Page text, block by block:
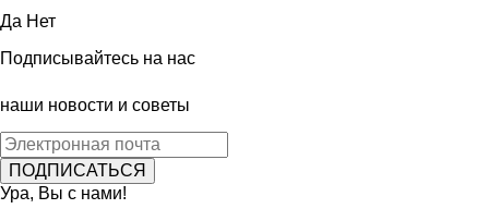
Да Нет
Подписывайтесь на нас
наши новости и советы
Ура, Вы с нами!